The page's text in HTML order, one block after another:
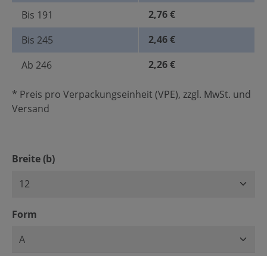
Bis 191
2,76 €
Bis 245
2,46 €
Ab 246 2,26 €
* Preis pro Verpackungseinheit (VPE), zzgl. MwSt. und
Versand
Breite (b)auswählen
Form